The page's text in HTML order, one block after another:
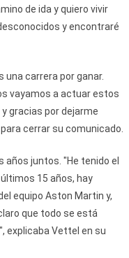
de ida y quiero vivir
y encontraré
una carrera por ganar.
vayamos a actuar estos
gracias por dejarme
cerrar su comunicado.
juntos. "He tenido el
15 años, hay
equipo Aston Martin y,
que todo se está
explicaba Vettel en su